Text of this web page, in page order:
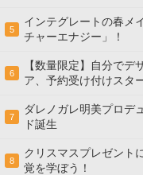
5
インテグレートの春メ
チャーエナジー」！
6
【数量限定】自分でデ
ア、予約受け付けスタ
7
ダレノガレ明美プロデ
ド誕生
8
クリスマスプレゼント
覚を学ぼう！